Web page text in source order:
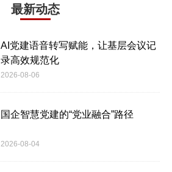
最新动态
AI党建语音转写赋能，让基层会议记
录高效规范化
2026-08-06
国企智慧党建的“党业融合”路径
2026-08-04